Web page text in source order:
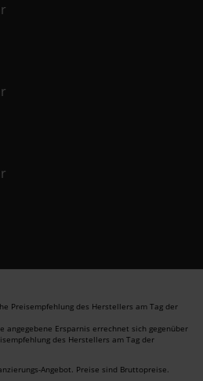
Preisempfehlung des Herstellers am Tag der
Ersparnis errechnet sich gegenüber
des Herstellers am Tag der
Angebot. Preise sind Bruttopreise.